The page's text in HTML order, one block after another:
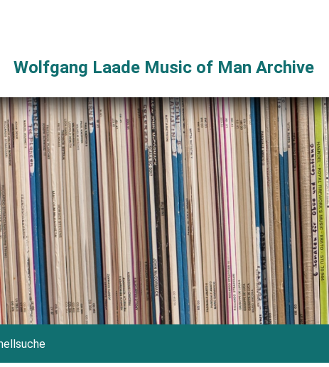
Wolfgang Laade Music of Man Archive